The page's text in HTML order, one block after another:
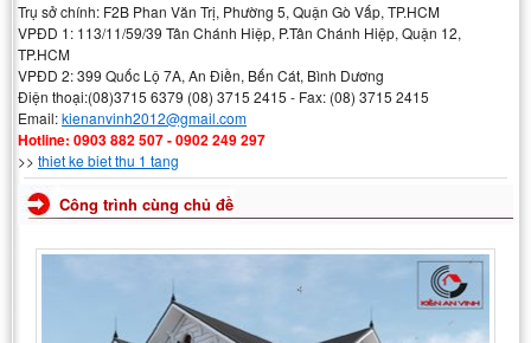
Trụ sở chính: F2B Phan Văn Trị, Phường 5, Quận Gò Vấp, TP.HCM
VPĐD 1: 113/11/59/39 Tân Chánh Hiệp, P.Tân Chánh Hiệp, Quận 12,
TP.HCM
VPĐD 2: 399 Quốc Lộ 7A, An Điền, Bến Cát, Bình Dương
Điện thoại:(08)3715 6379 (08) 3715 2415 - Fax: (08) 3715 2415
Email:kienanvinh2012@gmail.com
Hotline: 0903 882 507 - 0902 249 297
>> thiet ke biet thu 1 tang
Công trình cùng chủ đề